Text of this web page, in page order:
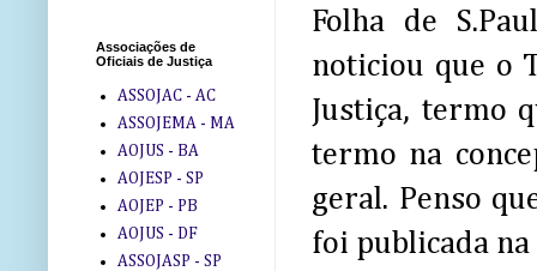
Folha de
noticiou que o
Justiça, termo
termo na
geral. Penso
foi publicada
Associações de
Oficiais de Justiça
ASSOJAC - AC
ASSOJEMA - MA
AOJUS - BA
AOJESP - SP
AOJEP - PB
AOJUS - DF
ASSOJASP - SP